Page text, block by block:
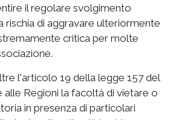
il regolare svolgimento
rischia di aggravare ulteriormente
critica per molte
l'articolo 19 della legge 157 del
alle Regioni la facoltà di vietare o
in presenza di particolari